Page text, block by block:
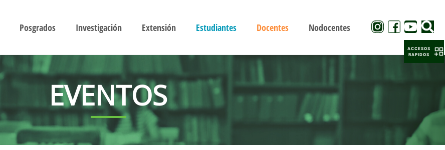
Posgrados Investigación Extensión Estudiantes Docentes Nodocentes
EVENTOS
ACCESOS
RAPIDOS